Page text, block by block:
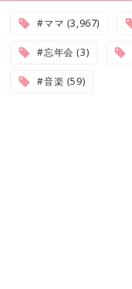
#ママ (3,967)
#忘年会 (3)
#音楽 (59)